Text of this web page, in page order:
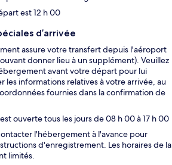
est 12 h 00
d’arrivée
assure votre transfert depuis l'aéroport
donner lieu à un supplément). Veuillez
avant votre départ pour lui
les informations relatives à votre arrivée, au
fournies dans la confirmation de
ouverte tous les jours de 08 h 00 à 17 h 00
l'hébergement à l'avance pour
d'enregistrement. Les horaires de la
limités.